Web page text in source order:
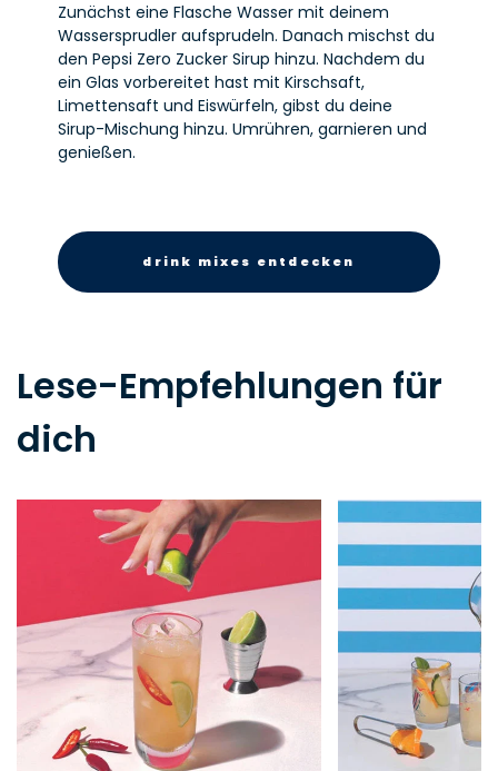
Zunächst eine Flasche Wasser mit deinem
Wassersprudler aufsprudeln. Danach mischst du
den Pepsi Zero Zucker Sirup hinzu. Nachdem du
ein Glas vorbereitet hast mit Kirschsaft,
Limettensaft und Eiswürfeln, gibst du deine
Sirup-Mischung hinzu. Umrühren, garnieren und
genießen.
drink mixes entdecken
Lese-Empfehlungen für
dich